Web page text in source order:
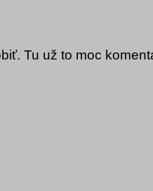
Tu už to moc